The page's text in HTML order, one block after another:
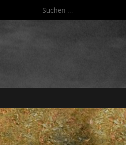
Suchen
nach: